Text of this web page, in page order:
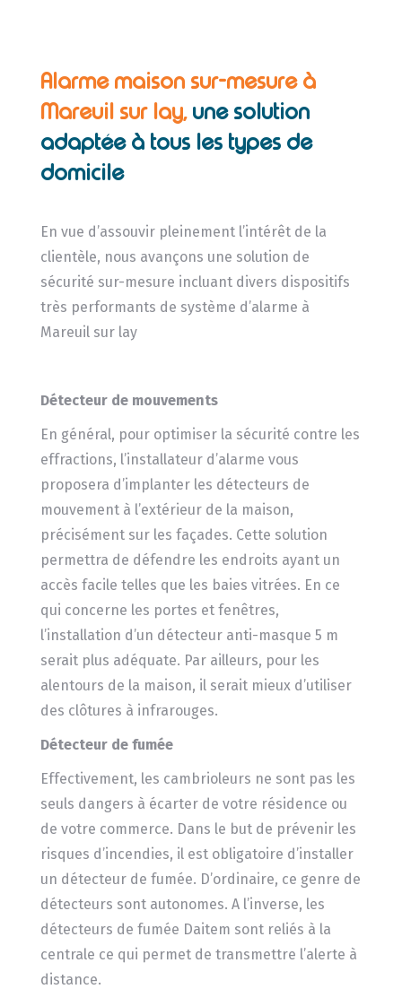
Alarme maison sur-mesure à
Mareuil sur lay, une solution
adaptée à tous les types de
domicile
En vue d’assouvir pleinement l’intérêt de la
clientèle, nous avançons une solution de
sécurité sur-mesure incluant divers dispositifs
très performants de système d’alarme à
Mareuil sur lay
Détecteur de mouvements
En général, pour optimiser la sécurité contre les
effractions, l’installateur d’alarme vous
proposera d’implanter les détecteurs de
mouvement à l’extérieur de la maison,
précisément sur les façades. Cette solution
permettra de défendre les endroits ayant un
accès facile telles que les baies vitrées. En ce
qui concerne les portes et fenêtres,
l’installation d’un détecteur anti-masque 5 m
serait plus adéquate. Par ailleurs, pour les
alentours de la maison, il serait mieux d’utiliser
des clôtures à infrarouges.
Détecteur de fumée
Effectivement, les cambrioleurs ne sont pas les
seuls dangers à écarter de votre résidence ou
de votre commerce. Dans le but de prévenir les
risques d’incendies, il est obligatoire d’installer
un détecteur de fumée. D’ordinaire, ce genre de
détecteurs sont autonomes. A l’inverse, les
détecteurs de fumée Daitem sont reliés à la
centrale ce qui permet de transmettre l’alerte à
distance.